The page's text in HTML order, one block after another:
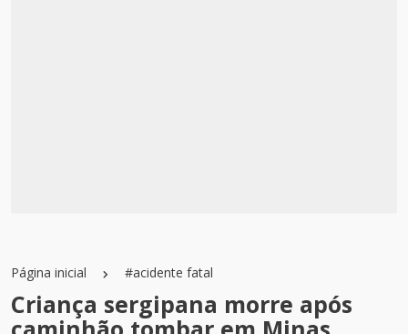
Página inicial #acidente fatal
Criança sergipana morre após